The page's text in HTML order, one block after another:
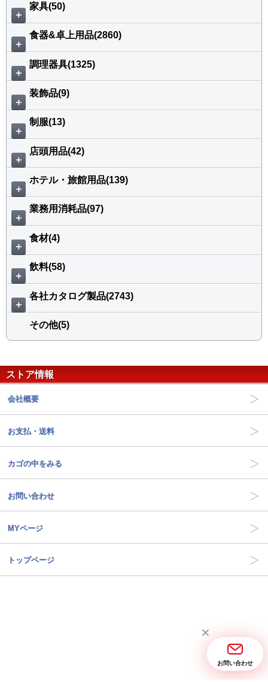
＋
家具(50)
＋
食器&卓上用品(2860)
＋
調理器具(1325)
＋
装飾品(9)
＋
制服(13)
＋
店頭用品(42)
＋
ホテル・旅館用品(139)
＋
業務用消耗品(97)
＋
食材(4)
＋
飲料(58)
＋
各社カタログ製品(2743)
その他(5)
ストア情報
会社概要
お支払・送料
カゴの中をみる
お問い合わせ
MYページ
トップページ
お問い合わせ